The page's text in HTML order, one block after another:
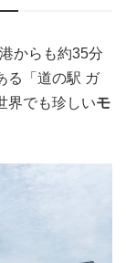
からも約35分
る「道の駅 ガ
界でも珍しいモ